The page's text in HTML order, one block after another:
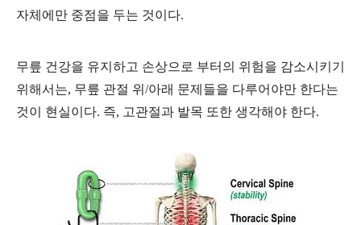
자체에만 중점을 두는 것이다.
무릎 건강을 유지하고 손상으로 부터의 위험을 감소시키기
위해서는, 무릎 관절 위/아래 문제들을 다루어야만 한다는
것이 현실이다. 즉, 고관절과 발목 또한 생각해야 한다.